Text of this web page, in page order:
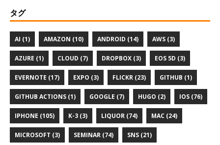
タグ
AI (1) AMAZON (10) ANDROID (14) AWS (3)
AZURE (1) CLOUD (7) DROPBOX (3) EOS 5D (3)
EVERNOTE (17) EXPO (3) FLICKR (23) GITHUB (1)
GITHUB ACTIONS (1) GOOGLE (7) HUGO (2) IOS (76)
IPHONE (105) K-3 (3) LIQUOR (74) MAC (24)
MICROSOFT (3) SEMINAR (74) SNS (21)